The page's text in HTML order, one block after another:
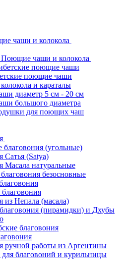
чаши и колокола
Поющие чаши и колокола
поющие чаши
поющие чаши
и караталы
диаметр 5 см - 20 см
большого диаметра
для поющих чаш
(угольные)
Сатья (Satya)
Масала натуральные
безосновные
из Непала (масала)
(пирамидки) и Дхубы
благовония
ручной работы из Аргентины
для благовоний и курильницы